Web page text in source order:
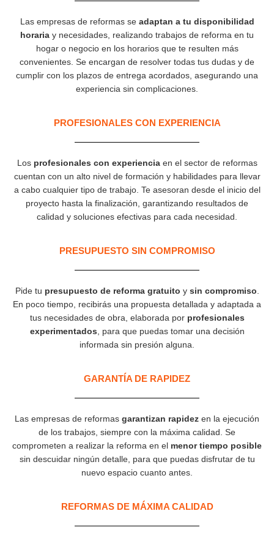
Las empresas de reformas se adaptan a tu disponibilidad
horaria y necesidades, realizando trabajos de reforma en tu
hogar o negocio en los horarios que te resulten más
convenientes. Se encargan de resolver todas tus dudas y de
cumplir con los plazos de entrega acordados, asegurando una
experiencia sin complicaciones.
PROFESIONALES CON EXPERIENCIA​
Los profesionales con experienciaen el sector de reformas
cuentan con un alto nivel de formación y habilidades para llevar
a cabo cualquier tipo de trabajo. Te asesoran desde el inicio del
proyecto hasta la finalización, garantizando resultados de
calidad y soluciones efectivas para cada necesidad.
PRESUPUESTO SIN COMPROMISO
Pide tu presupuesto de reforma gratuito y sin compromiso
En poco tiempo, recibirás una propuesta detallada y adaptada a
tus necesidades de obra, elaborada por profesionales
experimentados , para que puedas tomar una decisión
informada sin presión alguna.
GARANTÍA DE RAPIDEZ​
Las empresas de reformas garantizan rapidez en la ejecución
de los trabajos, siempre con la máxima calidad. Se
comprometen a realizar la reforma en el menor tiempo posible
sin descuidar ningún detalle, para que puedas disfrutar de tu
nuevo espacio cuanto antes.
REFORMAS DE MÁXIMA CALIDAD